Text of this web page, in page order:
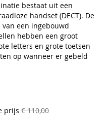
bestaat uit een
handset (DECT). De
een ingebouwd
hebben een groot
letters en grote toetsen
op wanneer er gebeld
prijs € 110,00